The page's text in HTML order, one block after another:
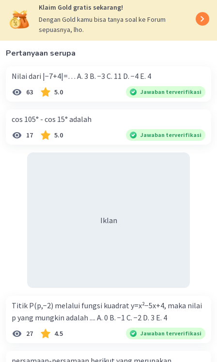
Klaim Gold gratis sekarang!
Dengan Gold kamu bisa tanya soal ke Forum
sepuasnya, lho.
Pertanyaan serupa
Nilai dari |−7+4|=… A. 3 B. −3 C. 11 D. −4 E. 4
63 5.0 Jawaban terverifikasi
cos 105° - cos 15° adalah
17 5.0 Jawaban terverifikasi
Iklan
Titik P(p,−2) melalui fungsi kuadrat y=x²−5x+4, maka nilai
p yang mungkin adalah .... A. 0 B. −1 C. −2 D. 3 E. 4
27 4.5 Jawaban terverifikasi